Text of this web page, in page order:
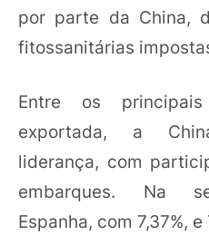
por parte da China,
fitossanitárias
Entre os
exportada, a
liderança, com
embarques. Na
Espanha, com 7,37%,